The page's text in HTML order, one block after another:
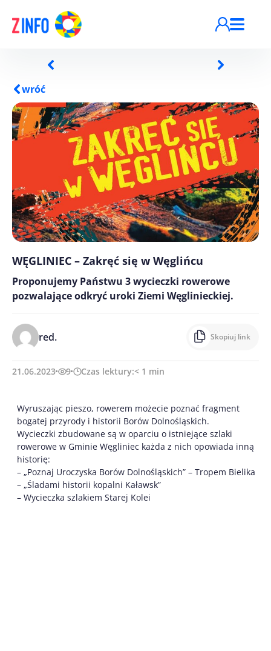
wróć
WĘGLINIEC – Zakręć się w Węglińcu
Proponujemy Państwu 3 wycieczki rowerowe
pozwalające odkryć uroki Ziemi Węglinieckiej.
red. Skopiuj link
21.06.2023 9 Czas lektury:< 1 min
Wyruszając pieszo, rowerem możecie poznać fragment
bogatej przyrody i historii Borów Dolnośląskich.
Wycieczki zbudowane są w oparciu o istniejące szlaki
rowerowe w Gminie Węgliniec każda z nich opowiada inną
historię:
– „Poznaj Uroczyska Borów Dolnośląskich” – Tropem Bielika
– „Śladami historii kopalni Kaławsk”
– Wycieczka szlakiem Starej Kolei